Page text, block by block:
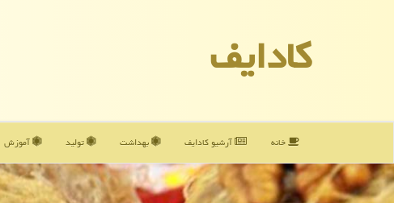
كادایف
خانه آرشیو كادایف بهداشت تولید آموزش